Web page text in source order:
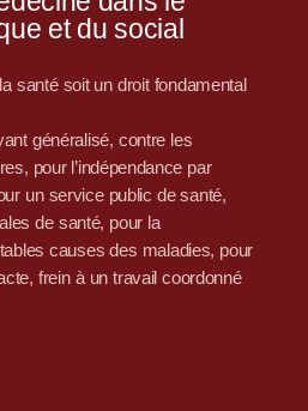
et du social
santé soit un droit fondamental
généralisé, contre les
pour l’indépendance par
un service public de santé,
de santé, pour la
causes des maladies, pour
frein à un travail coordonné